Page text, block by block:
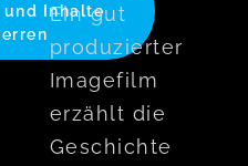
Inhalte
Ein gut
produzierter
Imagefilm
erzählt die
Geschichte